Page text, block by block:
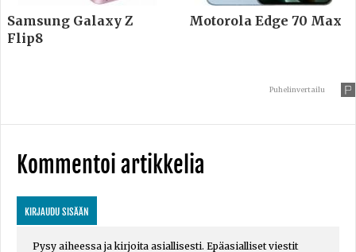
Samsung Galaxy Z
Flip8
Motorola Edge 70 Max
Puhelinvertailu
Kommentoi artikkelia
KIRJAUDU SISÄÄN
Pysy aiheessa ja kirjoita asiallisesti. Epäasialliset viestit